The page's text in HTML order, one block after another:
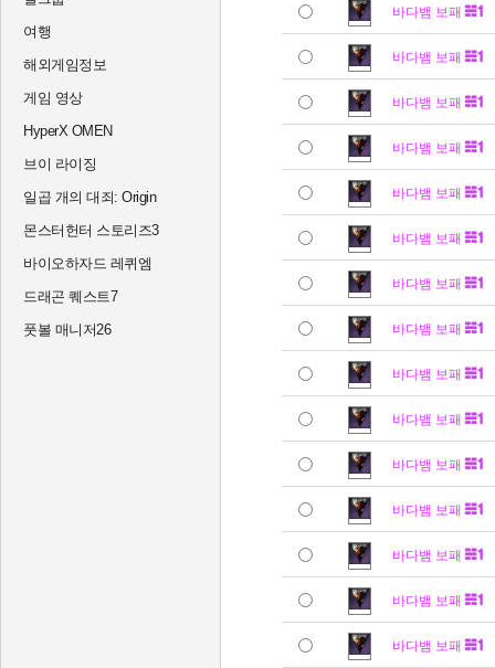
여행
해외게임정보
게임 영상
HyperX OMEN
브이 라이징
일곱 개의 대죄: Origin
몬스터헌터 스토리즈3
바이오하자드 레퀴엠
드래곤 퀘스트7
풋볼 매니저26
바다뱀 보패
바다뱀 보패
바다뱀 보패
바다뱀 보패
바다뱀 보패
바다뱀 보패
바다뱀 보패
바다뱀 보패
바다뱀 보패
바다뱀 보패
바다뱀 보패
바다뱀 보패
바다뱀 보패
바다뱀 보패
바다뱀 보패